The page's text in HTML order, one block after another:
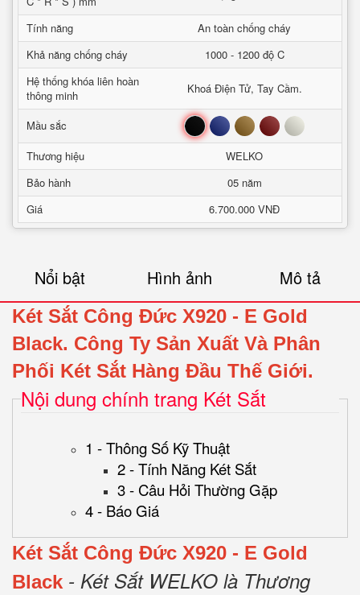
Tính năng
An toàn chống cháy
Khả năng chống cháy
1000 - 1200 độ C
Hệ thống khóa liên hoàn
thông minh
Khoá Điện Tử, Tay Cầm.
Mầu sắc Đen Xanh Nâu Đỏ Trắng
Thương hiệu
WELKO
Bảo hành
05 năm
Giá
6.700.000 VNĐ
Nổi bật Hình ảnh Mô tả
Két Sắt Công Đức X920 - E Gold
Black. Công Ty Sản Xuất Và Phân
Phối Két Sắt Hàng Đầu Thế Giới.
Nội dung chính trang Két Sắt
1 - Thông Số Kỹ Thuật
2 - Tính Năng Két Sắt
3 - Câu Hỏi Thường Gặp
4 - Báo Giá
Két Sắt Công Đức X920 - E Gold
Black - Két Sắt WELKO là Thương